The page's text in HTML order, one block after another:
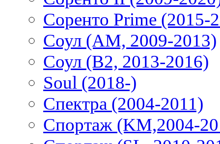
Соренто Prime (2015-
Соул (AM, 2009-2013)
Соул (B2, 2013-2016)
Soul (2018-)
Спектра (2004-2011)
Спортаж (KM,2004-